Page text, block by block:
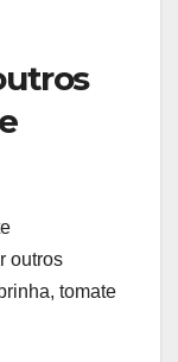
outros
tomate